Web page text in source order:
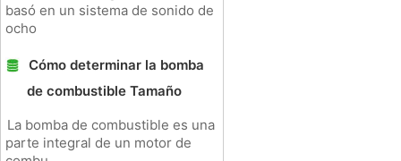
basó en un sistema de sonido de
ocho
Cómo determinar la bomba
de combustible Tamaño
La bomba de combustible es una
parte integral de un motor de